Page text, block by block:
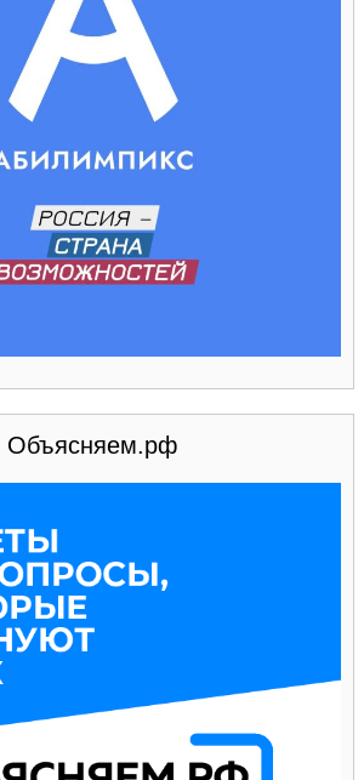
Объясняем.рф